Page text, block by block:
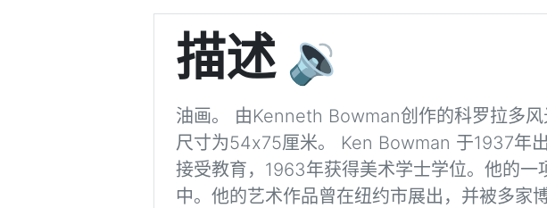
描述 🔉
油画。 由Kenneth Bowman创作的科罗拉多
尺寸为54x75厘米。 Ken Bowman 于1937年
接受教育，1963年获得美术学士学位。他的一
中。他的艺术作品曾在纽约市展出，并被多